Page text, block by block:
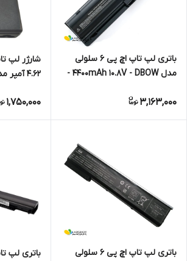
باتری لپ تاپ اچ پی 6 سلولی
مدل 4400mAh 10.8V - DBOW -
CQ56-CQ57-CQ62-CQ72
3,163,000
4.62 آمپر مدل PA-1900-18H2
1,750,000
باتری لپ تاپ اچ پی 6 سلولی